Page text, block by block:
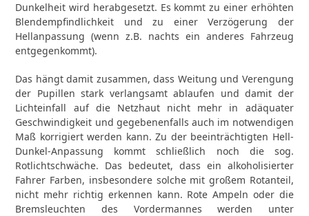
Dunkelheit wird herabgesetzt. Es kommt zu einer erhöhten
Blendempfindlichkeit und zu einer Verzögerung der
Hellanpassung (wenn z.B. nachts ein anderes Fahrzeug
entgegenkommt).
Das hängt damit zusammen, dass Weitung und Verengung
der Pupillen stark verlangsamt ablaufen und damit der
Lichteinfall auf die Netzhaut nicht mehr in adäquater
Geschwindigkeit und gegebenenfalls auch im notwendigen
Maß korrigiert werden kann. Zu der beeinträchtigten Hell-
Dunkel-Anpassung kommt schließlich noch die sog.
Rotlichtschwäche. Das bedeutet, dass ein alkoholisierter
Fahrer Farben, insbesondere solche mit großem Rotanteil,
nicht mehr richtig erkennen kann. Rote Ampeln oder die
Bremsleuchten des Vordermannes werden unter